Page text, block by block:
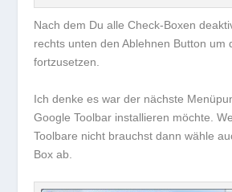
Nach dem Du alle Check-Boxen
rechts unten den Ablehnen Button um
fortzusetzen.
Ich denke es war der nächste
Google Toolbar installieren möchte.
Toolbare nicht brauchst dann wähle
Box ab.